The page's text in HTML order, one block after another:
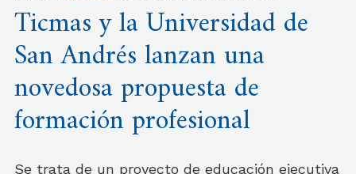
Ticmas y la Universidad de
San Andrés lanzan una
novedosa propuesta de
formación profesional
Se trata de un proyecto de educación ejecutiva